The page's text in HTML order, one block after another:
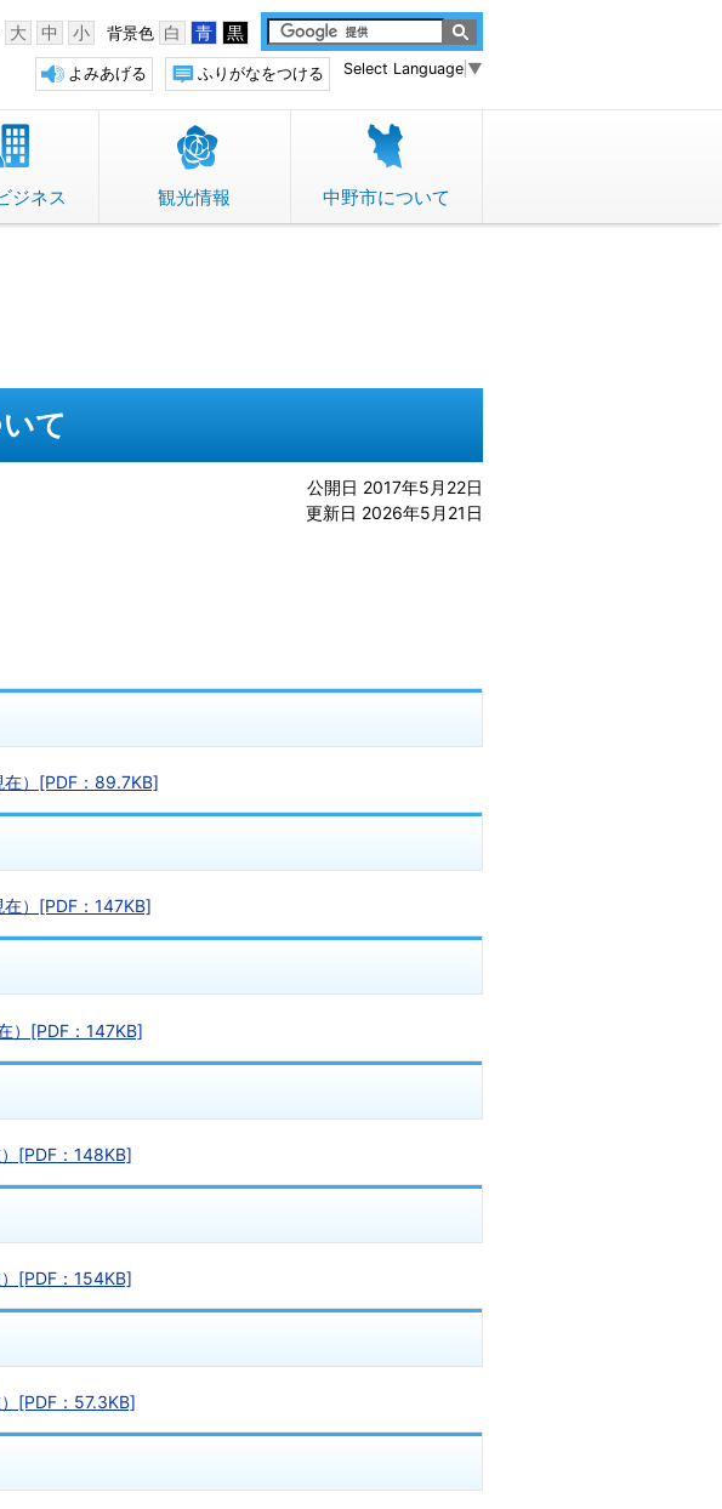
背景色 白 青 黒
大 中 小
Select Language ▼
ふりがなをつける
よみあげる
ジネス 観光情報 中野市について
て
公開日 2017年5月22日
更新日 2026年5月21日
在）[PDF：89.7KB]
）[PDF：147KB]
）[PDF：147KB]
[PDF：148KB]
[PDF：154KB]
[PDF：57.3KB]